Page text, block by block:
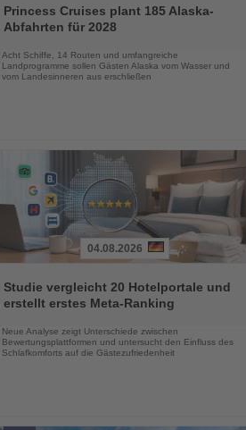
Sie
die
Princess Cruises plant 185 Alaska-
Abfahrten für 2028
Acht Schiffe, 14 Routen und umfangreiche
Landprogramme sollen Gästen Alaska vom Wasser und
vom Landesinneren aus erschließen
Sie
die
04.08.2026
Studie vergleicht 20 Hotelportale und
erstellt erstes Meta-Ranking
Neue Analyse zeigt Unterschiede zwischen
Bewertungsplattformen und untersucht den Einfluss des
Schlafkomforts auf die Gästezufriedenheit